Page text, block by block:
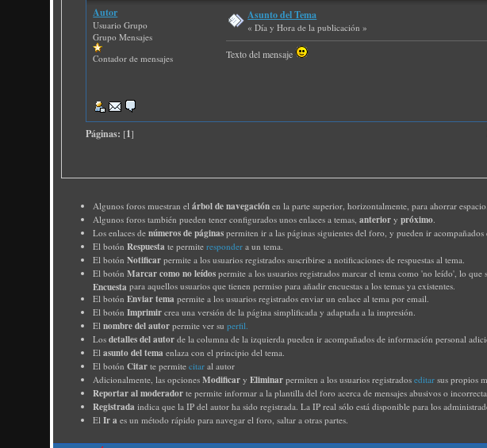
Autor
Usuario Grupo
Grupo Mensajes
Contador de mensajes
Asunto del Tema
« Día y Hora de la publicación »
Texto del mensaje
Páginas: [1]
Algunos foros muestran elárbol de navegación en la parte superior, horizontalmente, para ahorrar espacio.
Algunos foros también pueden tener configurados unos enlaces a temas,anterior ypróximo.
Los enlaces denúmeros de páginas permiten ir a las páginas siguientes del foro, y pueden ir
El botónRespuesta te permiteresponder a un tema.
El botónNotificar permite a los usuarios registrados suscribirse a notificaciones de respuestas al tema.
El botónMarcar como no leídos permite a los usuarios registrados marcar el tema como 'no leído', lo
Encuesta para aquellos usuarios que tienen permiso para añadir encuestas a los temas ya existentes.
El botónEnviar tema permite a los usuarios registrados enviar un enlace al tema por email.
El botónImprimir crea una versión de la página simplificada y adaptada a la impresión.
Elnombre del autor permite ver superfil.
Losdetalles del autor de la columna de la izquierda pueden ir acompañados de información personal
Elasunto del tema enlaza con el principio del tema.
El botónCitar te permitecitar al autor
Adicionalmente, las opcionesModificar yEliminar permiten a los usuarios registradoseditar sus propios
Reportar al moderador te permite informar a la plantilla del foro acerca de mensajes abusivos o
Registrada indica que la IP del autor ha sido registrada. La IP real sólo está disponible para los
ElIr a es un método rápido para navegar el foro, saltar a otras partes.